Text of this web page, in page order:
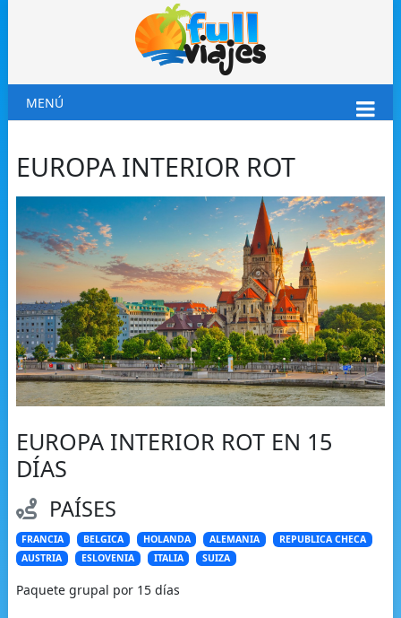
MENÚ
EUROPA INTERIOR ROT
EUROPA INTERIOR ROT EN 15
DÍAS
PAÍSES
FRANCIA BELGICA HOLANDA ALEMANIA
REPUBLICA CHECA
AUSTRIA
ESLOVENIA ITALIA SUIZA
Paquete grupal por 15 días